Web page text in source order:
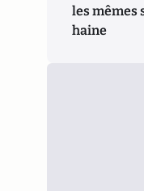
les mêmes
haine